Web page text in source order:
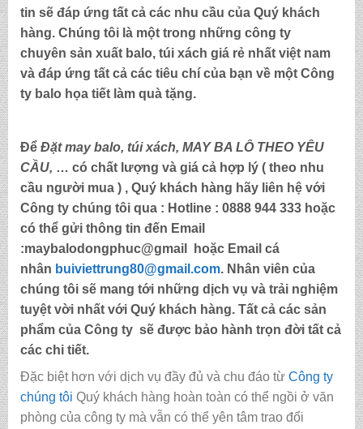
tin sẽ đáp ứng tất cả các nhu cầu của Quý khách
hàng. Chúng tôi là một trong những công ty
chuyên sản xuất balo, túi xách giá rẻ nhất việt nam
và đáp ứng tất cả các tiêu chí của bạn về một Công
ty balo họa tiết làm quà tặng.
Để Đặt may balo, túi xách, MAY BA LÔ THEO YÊU
CẦU, … có chất lượng và giá cả hợp lý ( theo nhu
cầu người mua ) , Quý khách hàng hãy liên hệ với
Công ty chúng tôi qua : Hotline : 0888 944 333hoặc
có thể gửi thông tin đến Email
:maybalodongphuc@gmail
hoặc Email cá
nhân buiviettrung80@gmail.com. Nhân viên của
chúng tôi sẽ mang tới những dịch vụ và trải nghiệm
tuyệt vời nhất với Quý khách hàng. Tất cả các sản
phẩm của Công ty sẽ được bảo hành trọn đời tất cả
các chi tiết.
Đặc biệt hơn với dịch vụ đầy đủ và chu đáo từ Công ty
chúng tôi Quý khách hàng hoàn toàn có thể ngồi ở văn
phòng của công ty mà vẫn có thể yên tâm trao đổi